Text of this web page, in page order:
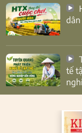
dân
tế